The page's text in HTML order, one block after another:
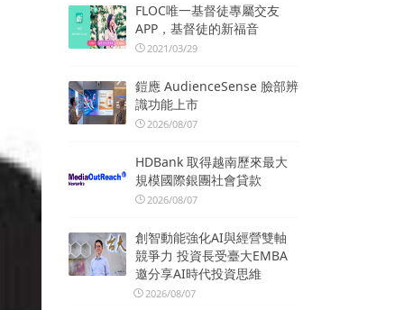
FLOC唯一基督徒專屬交友
APP，基督徒的新福音
2021/03/29
鎧應 AudienceSense 臉部辨
識功能上市
2026/08/07
HDBank 取得越南歷來最大
規模國際銀團社會貸款
2026/08/07
創智動能強化AI與經營雙軸
競爭力 投資長受臺大EMBA
邀分享AI時代投資思維
2026/08/07